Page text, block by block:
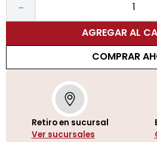
－
AGREGAR AL
COMPRAR
Retiro en sucursal
Ver sucursales